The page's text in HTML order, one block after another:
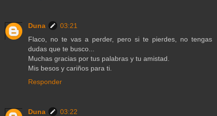
Duna
03:21
Flaco, no te vas a perder, pero si te pierdes, no tengas
dudas que te busco...
Muchas gracias por tus palabras y tu amistad.
Mis besos y cariños para ti.
Responder
Duna
03:22